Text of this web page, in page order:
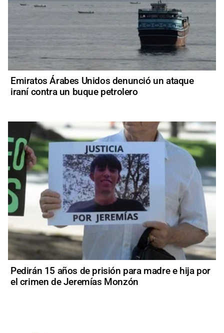
Emiratos Árabes Unidos denunció un ataque
iraní contra un buque petrolero
Pedirán 15 años de prisión para madre e hija por
el crimen de Jeremías Monzón